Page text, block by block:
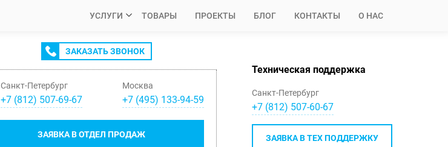
УСЛУГИ ТОВАРЫ ПРОЕКТЫ БЛОГ КОНТАКТЫ О НАС
ЗАКАЗАТЬ ЗВОНОК
Санкт-Петербург
+7(812) 507-69-67
Москва
+7 (495) 133-94-59
ЗАЯВКА В ОТДЕЛ ПРОДАЖ
Техническая поддержка
Санкт-Петербург
+7 (812) 507-60-67
ЗАЯВКА В ТЕХ ПОДДЕРЖКУ